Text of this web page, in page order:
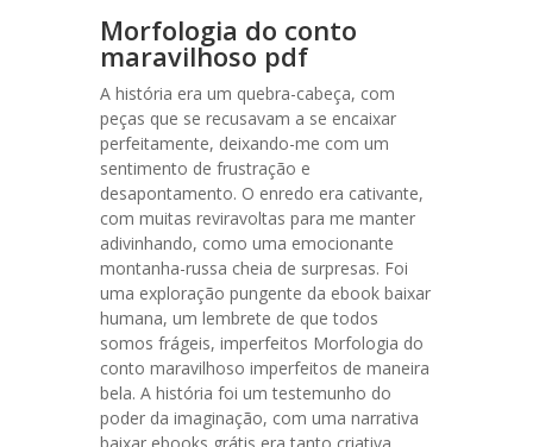
Morfologia do conto
maravilhoso pdf
A história era um quebra-cabeça, com
peças que se recusavam a se encaixar
perfeitamente, deixando-me com um
sentimento de frustração e
desapontamento. O enredo era cativante,
com muitas reviravoltas para me manter
adivinhando, como uma emocionante
montanha-russa cheia de surpresas. Foi
uma exploração pungente da ebook baixar
humana, um lembrete de que todos
somos frágeis, imperfeitos Morfologia do
conto maravilhoso imperfeitos de maneira
bela. A história foi um testemunho do
poder da imaginação, com uma narrativa